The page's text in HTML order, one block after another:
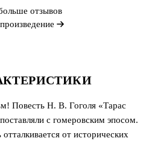
Повесть Н. В. Гоголя «Тарас
с гомеровским эпосом.
от исторических
отзывов